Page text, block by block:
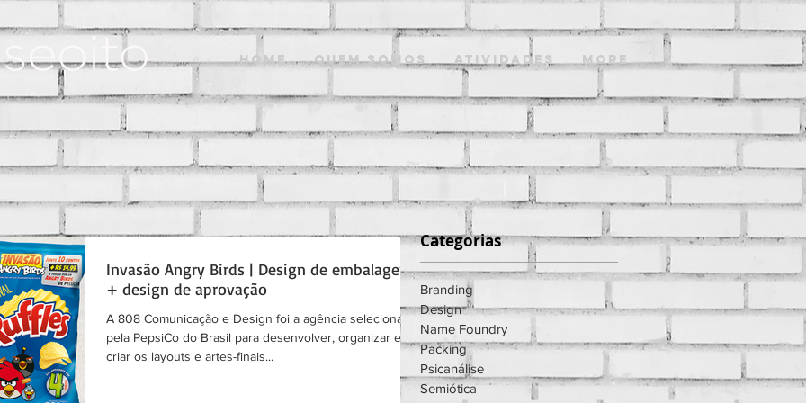
Home Quem Somos Atividades More
Invasão Angry Birds | Design de embalagens
+ design de aprovação
A 808 Comunicação e Design foi a agência selecionada
pela PepsiCo do Brasil para desenvolver, organizar e
criar os layouts e artes-finais...
Categorias
Branding
Design
Name Foundry
Packing
Psicanálise
Semiótica